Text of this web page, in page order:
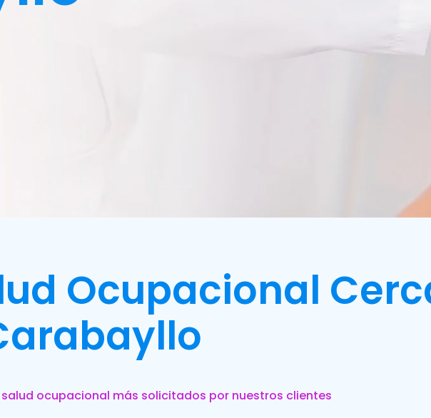
Ocupacional
salud ocupacional más solicitados por nuestros clientes